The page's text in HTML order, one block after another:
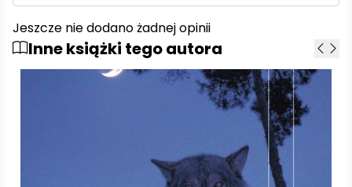
Jeszcze nie dodano żadnej opinii
Inne książki tego autora